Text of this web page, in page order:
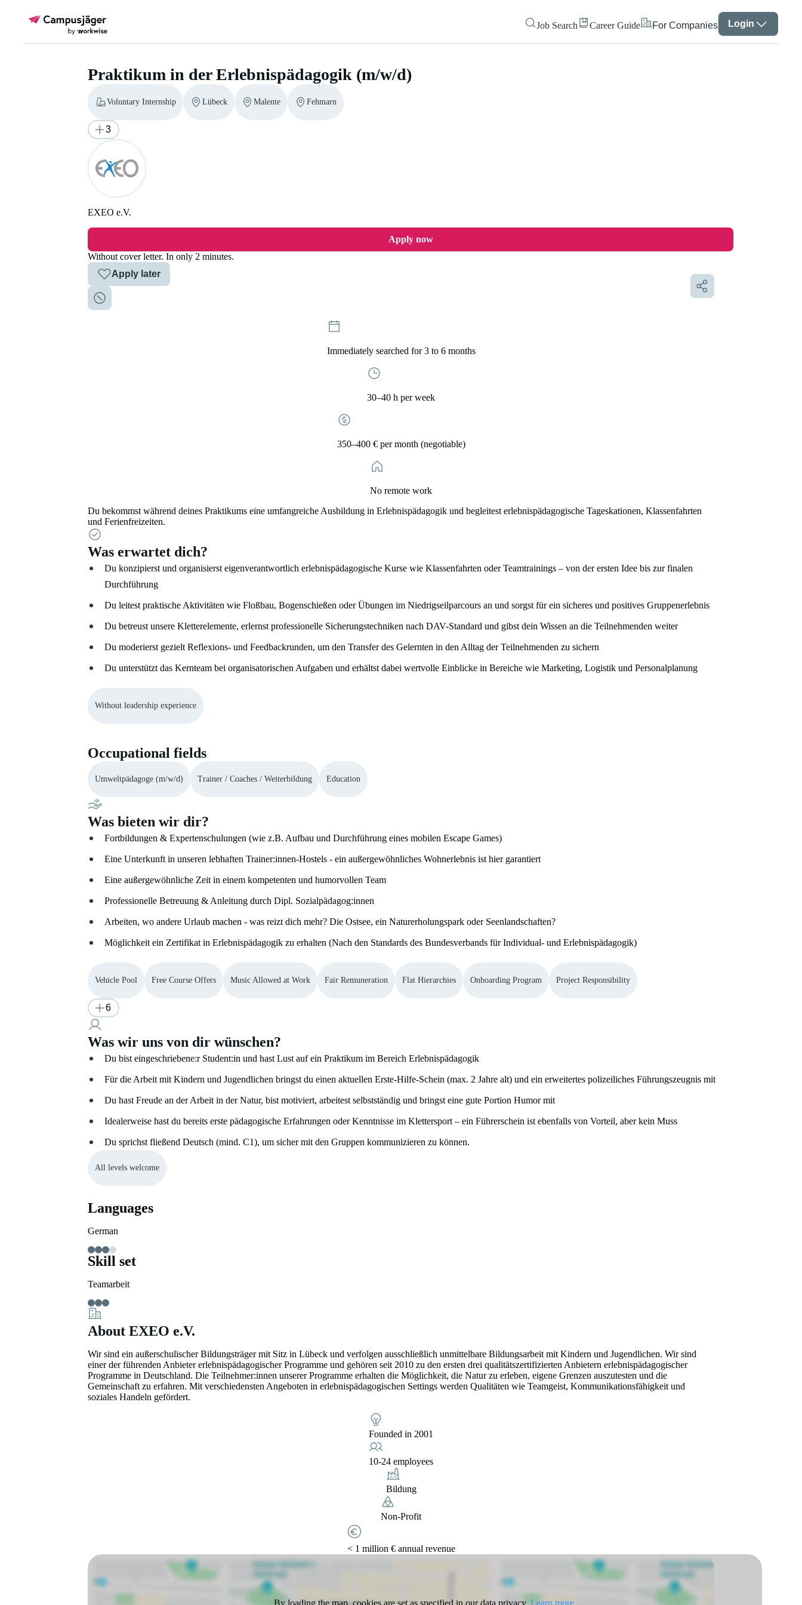
Job Search Career Guide For Companies Login
Praktikum in der Erlebnispädagogik (m/w/d)
Voluntary Internship Lübeck Malente Fehmarn
3
EXEO e.V.
Praktikum in der Erlebnispädagogik (m/w/d)
Apply now
Without cover letter. In only 2 minutes.
Apply later
Immediately searched for 3 to 6 months
30–40 h per week
350–400 € per month (negotiable)
No remote work
Du bekommst während deines Praktikums eine umfangreiche Ausbildung in Erlebnispädagogik und begleitest erlebnispädagogische Tageskationen, Klassenfahrten
und Ferienfreizeiten.
Was erwartet dich?
Du konzipierst und organisierst eigenverantwortlich erlebnispädagogische Kurse wie Klassenfahrten oder Teamtrainings – von der ersten Idee bis zur finalen
Durchführung
Du leitest praktische Aktivitäten wie Floßbau, Bogenschießen oder Übungen im Niedrigseilparcours an und sorgst für ein sicheres und positives Gruppenerlebnis
Du betreust unsere Kletterelemente, erlernst professionelle Sicherungstechniken nach DAV-Standard und gibst dein Wissen an die Teilnehmenden weiter
Du moderierst gezielt Reflexions- und Feedbackrunden, um den Transfer des Gelernten in den Alltag der Teilnehmenden zu sichern
Du unterstützt das Kernteam bei organisatorischen Aufgaben und erhältst dabei wertvolle Einblicke in Bereiche wie Marketing, Logistik und Personalplanung
Without leadership experience
Occupational fields
Umweltpädagoge (m/w/d) Trainer / Coaches / Weiterbildung Education
Was bieten wir dir?
Fortbildungen & Expertenschulungen (wie z.B. Aufbau und Durchführung eines mobilen Escape Games)
Eine Unterkunft in unseren lebhaften Trainer:innen-Hostels - ein außergewöhnliches Wohnerlebnis ist hier garantiert
Eine außergewöhnliche Zeit in einem kompetenten und humorvollen Team
Professionelle Betreuung & Anleitung durch Dipl. Sozialpädagog:innen
Arbeiten, wo andere Urlaub machen - was reizt dich mehr? Die Ostsee, ein Naturerholungspark oder Seenlandschaften?
Möglichkeit ein Zertifikat in Erlebnispädagogik zu erhalten (Nach den Standards des Bundesverbands für Individual- und Erlebnispädagogik)
Vehicle Pool Free Course Offers Music Allowed at Work Fair Remuneration Flat Hierarchies Onboarding Program Project Responsibility
6
Was wir uns von dir wünschen?
Du bist eingeschriebene:r Student:in und hast Lust auf ein Praktikum im Bereich Erlebnispädagogik
Für die Arbeit mit Kindern und Jugendlichen bringst du einen aktuellen Erste-Hilfe-Schein (max. 2 Jahre alt) und ein erweitertes polizeiliches Führungszeugnis mit
Du hast Freude an der Arbeit in der Natur, bist motiviert, arbeitest selbstständig und bringst eine gute Portion Humor mit
Idealerweise hast du bereits erste pädagogische Erfahrungen oder Kenntnisse im Klettersport – ein Führerschein ist ebenfalls von Vorteil, aber kein Muss
Du sprichst fließend Deutsch (mind. C1), um sicher mit den Gruppen kommunizieren zu können.
All levels welcome
Languages
German
Skill set
Teamarbeit
About EXEO e.V.
Wir sind ein außerschulischer Bildungsträger mit Sitz in Lübeck und verfolgen ausschließlich unmittelbare Bildungsarbeit mit Kindern und Jugendlichen. Wir sind
einer der führenden Anbieter erlebnispädagogischer Programme und gehören seit 2010 zu den ersten drei qualitätszertifizierten Anbietern erlebnispädagogischer
Programme in Deutschland. Die Teilnehmer:innen unserer Programme erhalten die Möglichkeit, die Natur zu erleben, eigene Grenzen auszutesten und die
Gemeinschaft zu erfahren. Mit verschiedensten Angeboten in erlebnispädagogischen Settings werden Qualitäten wie Teamgeist, Kommunikationsfähigkeit und
soziales Handeln gefördert.
Founded in 2001
10-24 employees
Bildung
Non-Profit
< 1 million € annual revenue
By loading the map, cookies are set as specified in our data privacy.Learn more.